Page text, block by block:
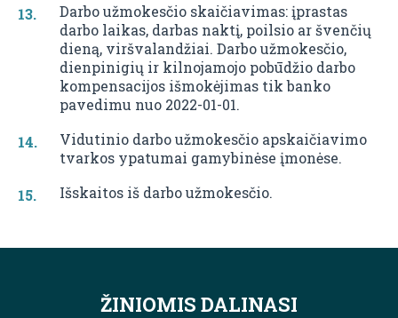
Darbo užmokesčio skaičiavimas: įprastas
darbo laikas, darbas naktį, poilsio ar švenčių
dieną, viršvalandžiai. Darbo užmokesčio,
dienpinigių ir kilnojamojo pobūdžio darbo
kompensacijos išmokėjimas tik banko
pavedimu nuo 2022-01-01.
Vidutinio darbo užmokesčio apskaičiavimo
tvarkos ypatumai gamybinėse įmonėse.
Išskaitos iš darbo užmokesčio.
ŽINIOMIS DALINASI